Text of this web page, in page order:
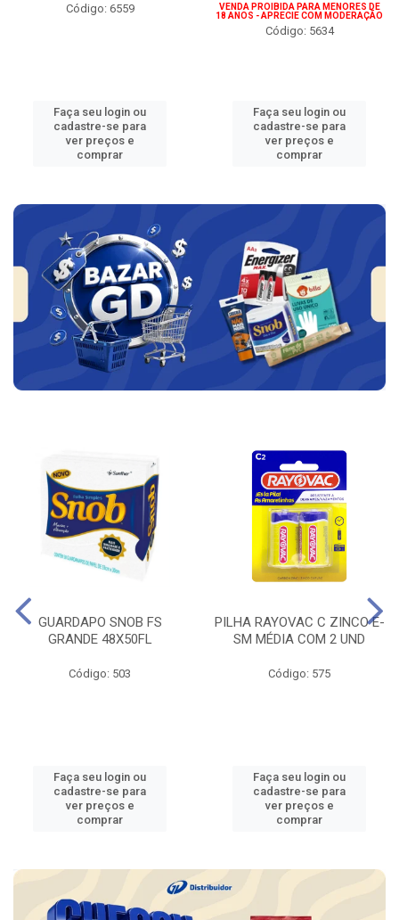
Código: 6559
Faça seu login ou
cadastre-se para
ver preços e
comprar
VENDA PROIBIDA PARA MENORES DE
18 ANOS - APRECIE COM MODERAÇÃO
Código: 5634
Faça seu login ou
cadastre-se para
ver preços e
comprar
GUARDAPO SNOB FS
GRANDE 48X50FL
Código: 503
Faça seu login ou
cadastre-se para
ver preços e
comprar
PILHA RAYOVAC C ZINCO E-
SM MÉDIA COM 2 UND
Código: 575
Faça seu login ou
cadastre-se para
ver preços e
comprar